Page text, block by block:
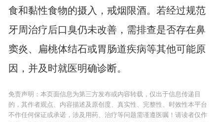
食和黏性食物的摄入，戒烟限酒。若经过规范
牙周治疗后口臭仍未改善，需排查是否存在鼻
窦炎、扁桃体结石或胃肠道疾病等其他可能原
因，并及时就医明确诊断。
免责声明：本页面信息为第三方发布或内容转载，仅出于信息传递目
的，其作者观点、内容描述及原创度、真实性、完整性、时效性本平台
不作任何保证或承诺，涉及用药、治疗等问题需谨遵医嘱！请读者仅作